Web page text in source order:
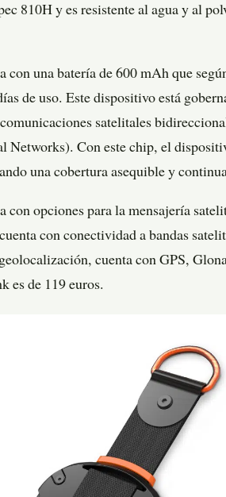
810H y es resistente al agua y al
una batería de 600 mAh que
de uso. Este dispositivo está
satelitales
Con este chip, el
una cobertura asequible y
opciones para la mensajería
con conectividad a bandas
cuenta con GPS,
es de 119 euros.